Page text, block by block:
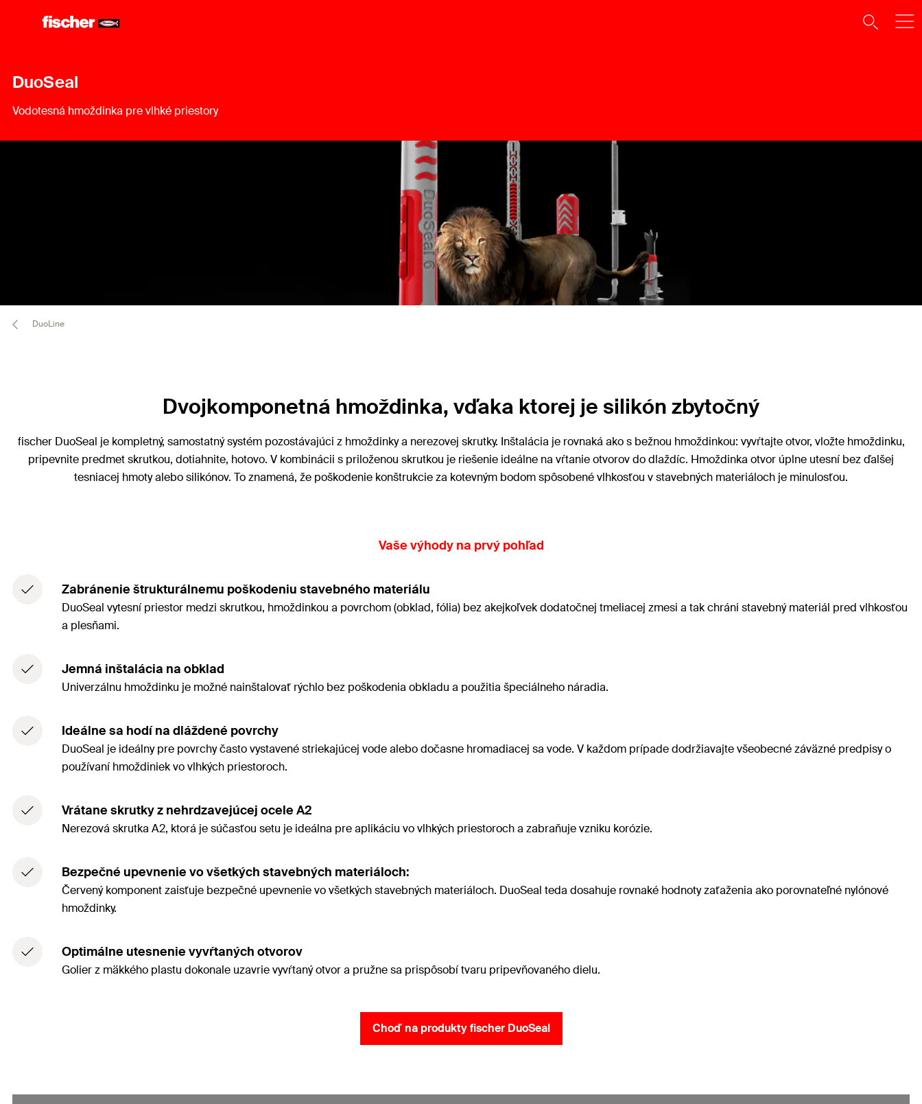
DuoSeal
Vodotesná hmoždinka pre vlhké priestory
DuoLine
Dvojkomponetná hmoždinka, vďaka ktorej je silikón zbytočný
fischer DuoSeal je kompletný, samostatný systém pozostávajúci z hmoždinky a nerezovej skrutky. Inštalácia je rovnaká ako s bežnou hmoždinkou: vyvŕtajte otvor, vložte hmoždinku,
pripevnite predmet skrutkou, dotiahnite, hotovo. V kombinácii s priloženou skrutkou je riešenie ideálne na vŕtanie otvorov do dlaždíc. Hmoždinka otvor úplne utesní bez ďalšej
tesniacej hmoty alebo silikónov. To znamená, že poškodenie konštrukcie za kotevným bodom spôsobené vlhkosťou v stavebných materiáloch je minulosťou.
Vaše výhody na prvý pohľad
Zabránenie štrukturálnemu poškodeniu stavebného materiálu
DuoSeal vytesní priestor medzi skrutkou, hmoždinkou a povrchom (obklad, fólia) bez akejkoľvek dodatočnej tmeliacej zmesi a tak chráni stavebný materiál pred vlhkosťou
a plesňami.
Jemná inštalácia na obklad
Univerzálnu hmoždinku je možné nainštalovať rýchlo bez poškodenia obkladu a použitia špeciálneho náradia.
Ideálne sa hodí na dláždené povrchy
DuoSeal je ideálny pre povrchy často vystavené striekajúcej vode alebo dočasne hromadiacej sa vode. V každom prípade dodržiavajte všeobecné záväzné predpisy o
používaní hmoždiniek vo vlhkých priestoroch.
Vrátane skrutky z nehrdzavejúcej ocele A2
Nerezová skrutka A2, ktorá je súčasťou setu je ideálna pre aplikáciu vo vlhkých priestoroch a zabraňuje vzniku korózie.
Bezpečné upevnenie vo všetkých stavebných materiáloch:
Červený komponent zaisťuje bezpečné upevnenie vo všetkých stavebných materiáloch. DuoSeal teda dosahuje rovnaké hodnoty zaťaženia ako porovnateľné nylónové
hmoždinky.
Optimálne utesnenie vyvŕtaných otvorov
Golier z mäkkého plastu dokonale uzavrie vyvŕtaný otvor a pružne sa prispôsobí tvaru pripevňovaného dielu.
Choď na produkty fischer DuoSeal